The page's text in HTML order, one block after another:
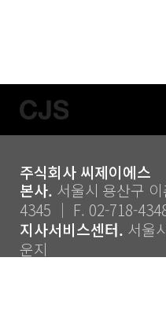
주식회사 씨제이에스
본사. 서울시 용산구
4345 ｜ F. 02-718-
지사서비스센터. 서울
운지